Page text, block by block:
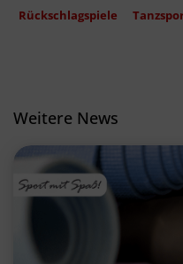
Rückschlagspiele
Weitere News